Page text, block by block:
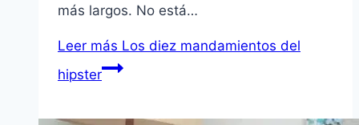
más largos. No está…
Leer más Los diez mandamientos del
hipster